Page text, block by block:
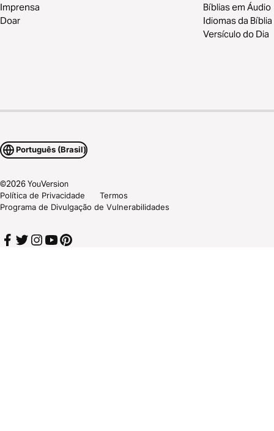
Imprensa
Doar
Bíblias em Áudio
Idiomas da Bíblia
Versículo do Dia
Português (Brasil)
©2026YouVersion
Política de Privacidade
Termos
Programa de Divulgação de Vulnerabilidades